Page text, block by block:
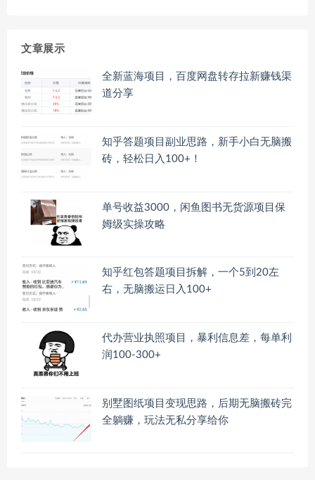
文章展示
全新蓝海项目，百度网盘转存拉新赚钱渠
道分享
知乎答题项目副业思路，新手小白无脑搬
砖，轻松日入100+！
单号收益3000，闲鱼图书无货源项目保
姆级实操攻略
知乎红包答题项目拆解，一个5到20左
右，无脑搬运日入100+
代办营业执照项目，暴利信息差，每单利
润100-300+
别墅图纸项目变现思路，后期无脑搬砖完
全躺赚，玩法无私分享给你